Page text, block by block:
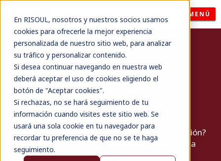
En RISOUL, nosotros y nuestros socios usamos
cookies para ofrecerle la mejor experiencia
personalizada de nuestro sitio web, para analizar
su tráfico y personalizar contenido.
Si desea continuar navegando en nuestra web
deberá aceptar el uso de cookies eligiendo el
botón de "Aceptar cookies".
Si rechazas, no se hará seguimiento de tu
información cuando visites este sitio web. Se
usará una sola cookie en tu navegador para
recordar tu preferencia de que no se te haga
seguimiento.
MENÚ
Cables y
Canalizaciones
Eléctricas
¿Buscas información sobre cables y canalización?
Suscríbete y recibe las últimas noticias de la
industria.